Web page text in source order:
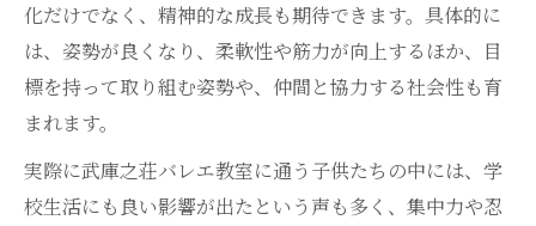
化だけでなく、精神的な成長も期待できます。具体的に
は、姿勢が良くなり、柔軟性や筋力が向上するほか、目
標を持って取り組む姿勢や、仲間と協力する社会性も育
まれます。
実際に武庫之荘バレエ教室に通う子供たちの中には、学
校生活にも良い影響が出たという声も多く、集中力や忍